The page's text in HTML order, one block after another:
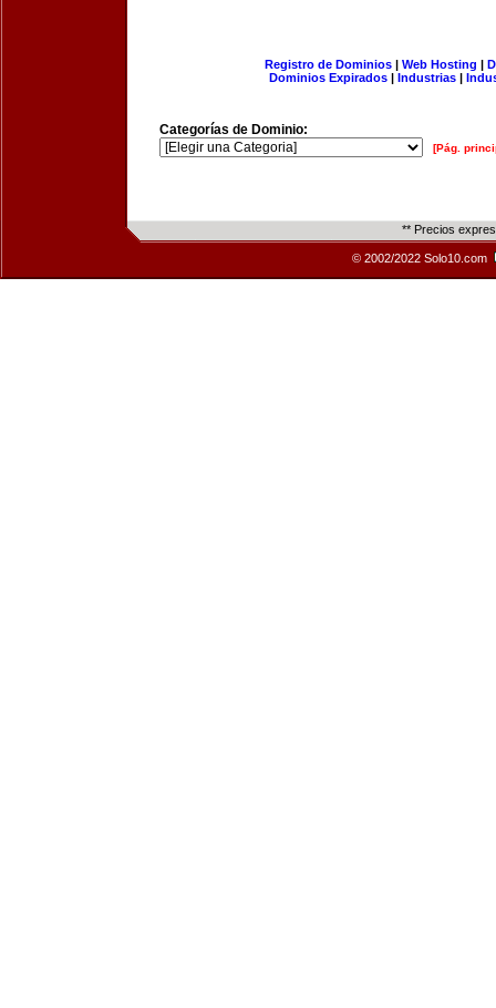
Registro de Dominios| Web Hosting |
Dominios Expirados | Industrias |
Categorías de Dominio:
[Pág.
** Precios
© 2002/2022 Solo10.com